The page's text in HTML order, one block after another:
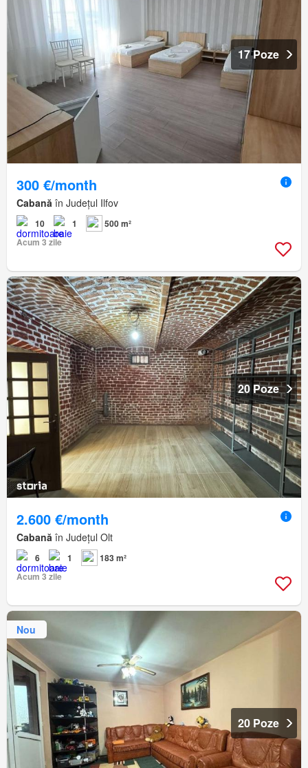
17 Poze
300 €/month
Cabană în Județul Ilfov
10 1
500 m²
Acum 3 zile
20 Poze
2.600 €/month
Cabană în Județul Olt
6 1
183 m²
Acum 3 zile
Nou
20 Poze